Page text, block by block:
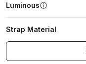
Luminous
Strap Material